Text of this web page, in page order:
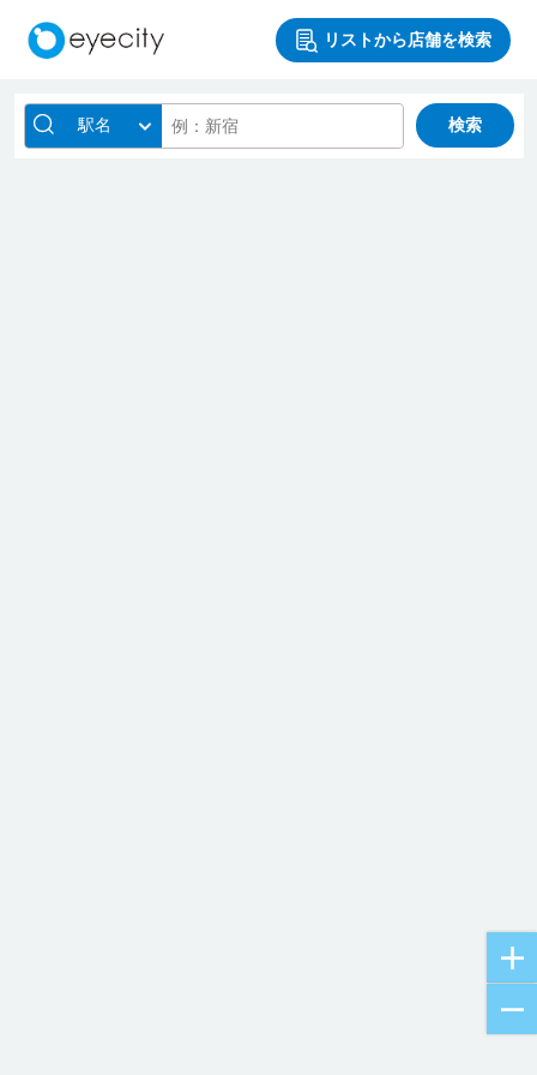
リストから店舗を検索
駅名 検索